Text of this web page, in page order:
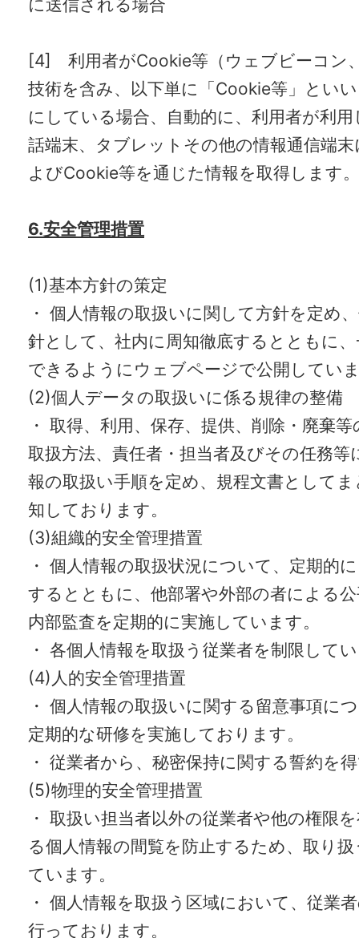
に送信される場合
[4] 利用者がCookie等（ウェブビーコン
技術を含み、以下単に「Cookie等」とい
にしている場合、自動的に、利用者が利
話端末、タブレットその他の情報通信端
よびCookie等を通じた情報を取得します。
6.安全管理措置
(1)基本方針の策定
・ 個人情報の取扱いに関して方針を定め
針として、社内に周知徹底するとともに
できるようにウェブページで公開してい
(2)個人データの取扱いに係る規律の整備
・ 取得、利用、保存、提供、削除・廃棄
取扱方法、責任者・担当者及びその任務等
報の取扱い手順を定め、規程文書として
知しております。
(3)組織的安全管理措置
・ 個人情報の取扱状況について、定期的
するとともに、他部署や外部の者による
内部監査を定期的に実施しています。
・ 各個人情報を取扱う従業者を制限して
(4)人的安全管理措置
・ 個人情報の取扱いに関する留意事項に
定期的な研修を実施しております。
・ 従業者から、秘密保持に関する誓約を
(5)物理的安全管理措置
・ 取扱い担当者以外の従業者や他の権限
る個人情報の間覧を防止するため、取り
ています。
・ 個人情報を取扱う区域において、従業
行っております。